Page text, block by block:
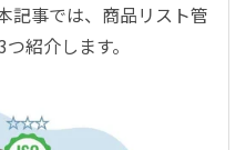
記事では、商品リスト管
紹介します。